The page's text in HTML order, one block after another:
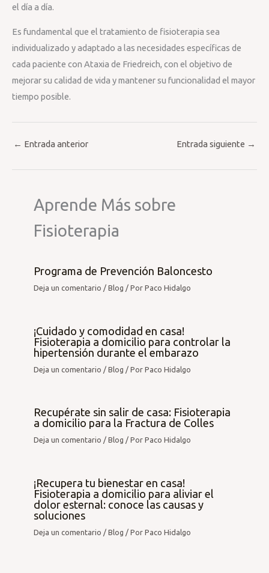
el día a día.
Es fundamental que el tratamiento de fisioterapia sea
individualizado y adaptado a las necesidades específicas de
cada paciente con Ataxia de Friedreich, con el objetivo de
mejorar su calidad de vida y mantener su funcionalidad el mayor
tiempo posible.
← Entrada anterior Entrada siguiente →
Aprende Más sobre
Fisioterapia
Programa de Prevención Baloncesto
Deja un comentario /Blog / PorPaco Hidalgo
¡Cuidado y comodidad en casa!
Fisioterapia a domicilio para controlar la
hipertensión durante el embarazo
Deja un comentario /Blog / PorPaco Hidalgo
Recupérate sin salir de casa: Fisioterapia
a domicilio para la Fractura de Colles
Deja un comentario /Blog / PorPaco Hidalgo
¡Recupera tu bienestar en casa!
Fisioterapia a domicilio para aliviar el
dolor esternal: conoce las causas y
soluciones
Deja un comentario /Blog / PorPaco Hidalgo